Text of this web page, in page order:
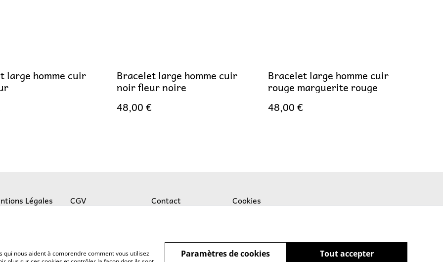
large homme cuir Bracelet large homme cuir
noir fleur noire
48,00 €
Bracelet large homme cuir
rouge marguerite rouge
48,00 €
Légales CGV Contact Cookies
qui nous aident à comprendre comment vous utilisez
Tout accepter
Paramètres de cookies